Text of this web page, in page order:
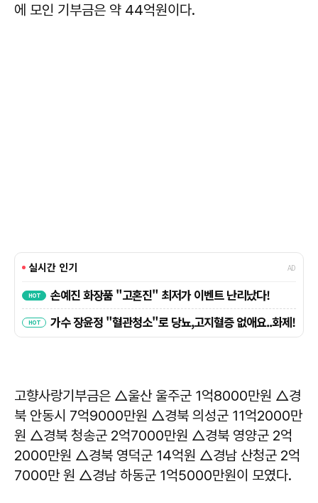
에 모인 기부금은 약 44억원이다.
고향사랑기부금은 △울산 울주군 1억8000만원 △경
북 안동시 7억9000만원 △경북 의성군 11억2000만
원 △경북 청송군 2억7000만원 △경북 영양군 2억
2000만원 △경북 영덕군 14억원 △경남 산청군 2억
7000만 원 △경남 하동군 1억5000만원이 모였다.